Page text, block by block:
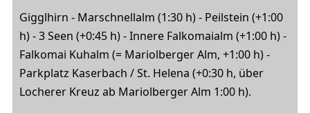
Gigglhirn - Marschnellalm (1:30 h) - Peilstein (+1:00
h) - 3 Seen (+0:45 h) - Innere Falkomaialm (+1:00 h) -
Falkomai Kuhalm (= Mariolberger Alm, +1:00 h) -
Parkplatz Kaserbach / St. Helena (+0:30 h, über
Locherer Kreuz ab Mariolberger Alm 1:00 h).